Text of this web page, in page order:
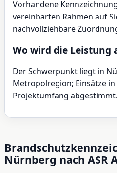
Vorhandene
vereinbarten Rahmen auf
nachvollziehbare
Wo wird die Leistung
Der Schwerpunkt liegt in
Metropolregion; Einsätze
Projektumfang abgestimmt.
Nürnberg nach ASR